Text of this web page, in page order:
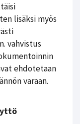
lisäksi myös
vahvistus
ehdotetaan
varaan.